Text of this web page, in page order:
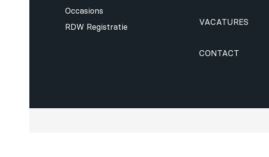
Occasions
RDW Registratie
VACATURES
CONTACT